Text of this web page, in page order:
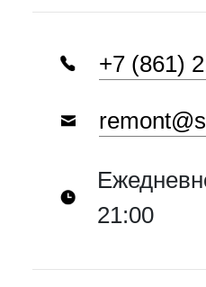
+7 (861)
21:00